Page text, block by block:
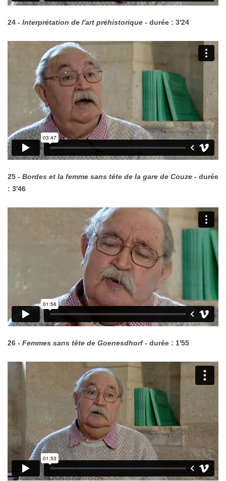
24 - Interprétation de l'art préhistorique - durée : 3'24
25 - Bordes et la femme sans tête de la gare de Couze - durée
: 3'46
26 - Femmes sans tête de Goenesdhorf- durée : 1'55